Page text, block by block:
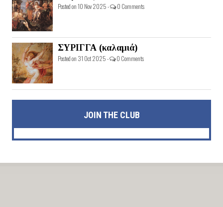
Posted on 10 Nov 2025 - 0 Comments
ΣΥΡΙΓΓΑ (καλαμιά)
Posted on 31 Oct 2025 - 0 Comments
JOIN THE CLUB